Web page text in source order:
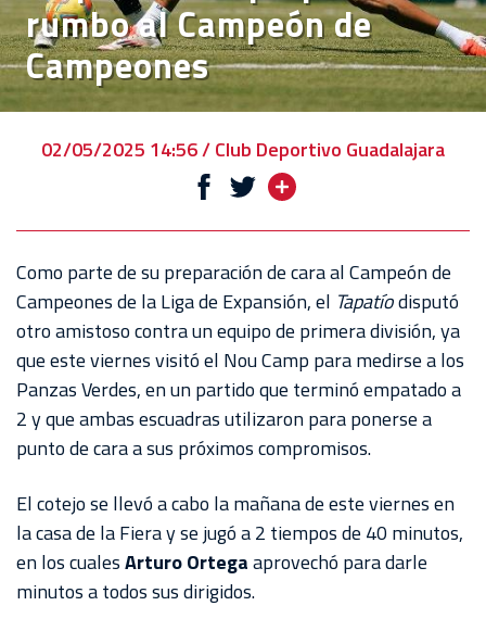
EVENTOS
DEPORTIVOS
REBAÑO
CHIVAS
CHIVASTV
ESTADIO
AKRON
TOUR
ESTADIO
AKRON
rumbo al Campeón de
Campeones
02/05/2025 14:56 / Club Deportivo Guadalajara
Como parte de su preparación de cara al Campeón de
Campeones de la Liga de Expansión, el Tapatíodisputó
otro amistoso contra un equipo de primera división, ya
que este viernes visitó el Nou Camp para medirse a los
Panzas Verdes, en un partido que terminó empatado a
2 y que ambas escuadras utilizaron para ponerse a
punto de cara a sus próximos compromisos.
El cotejo se llevó a cabo la mañana de este viernes en
la casa de la Fiera y se jugó a 2 tiempos de 40 minutos,
en los cualesArturo Ortegaaprovechó para darle
minutos a todos sus dirigidos.